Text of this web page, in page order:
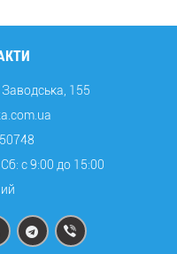
155
c 9:00 до 15:00